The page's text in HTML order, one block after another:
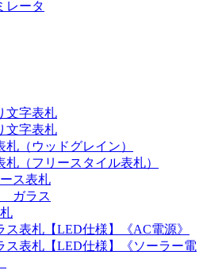
レータ
文字表札
文字表札
（ウッドグレイン）
札（フリースタイル表札）
ス表札
ガラス
ス表札【LED仕様】《AC電源》
ス表札【LED仕様】《ソーラー電